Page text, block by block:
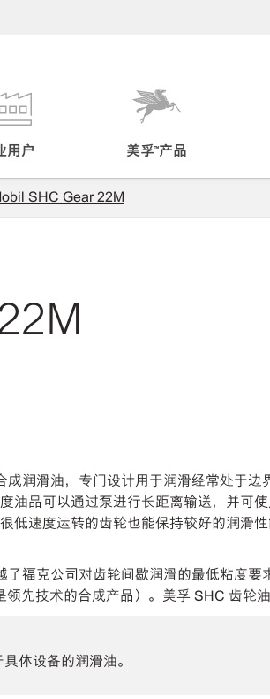
用户 美孚™产品
SHC Gear 22M
润滑油，专门设计用于润滑经常处于
油品可以通过泵进行长距离输送，并可
低速度运转的齿轮也能保持较好的润滑
福克公司对齿轮间歇润滑的最低粘度
先技术的合成产品）。美孚 SHC 齿轮
体设备的润滑油。